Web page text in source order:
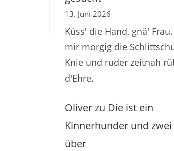
13. Juni 2026
Küss' die Hand, gnä'
mir morgig die
Knie und ruder zeitnah
d'Ehre.
Oliverzu Die ist ein
Kinnerhunder und
über